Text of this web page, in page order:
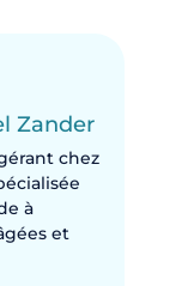
Zander
chez
à
et